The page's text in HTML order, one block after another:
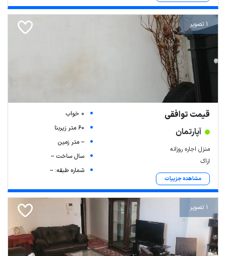
1 تصویر
قیمت توافقی
آپارتمان
منزل اجاره روزانه
اراک
مشاهده جزییات
0 خواب
60 متر زیربنا
-- متر زمین
سال ساخت --
شماره طبقه: --
1 تصویر